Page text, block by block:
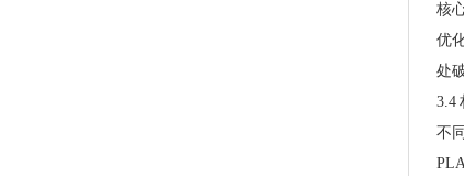
核
优
处
3.4
不